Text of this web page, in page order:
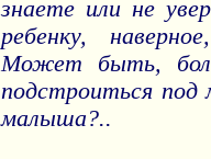
знаете или не
ребенку,
Может быть,
подстроиться под
малыша?..